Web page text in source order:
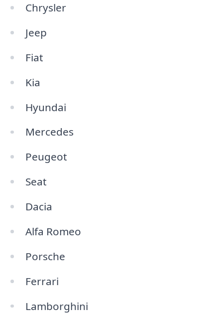
Chrysler
Jeep
Fiat
Kia
Hyundai
Mercedes
Peugeot
Seat
Dacia
Alfa Romeo
Porsche
Ferrari
Lamborghini